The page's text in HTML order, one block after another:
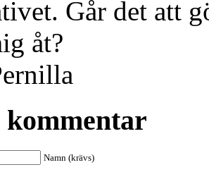
Går det att
åt?
Namn (krävs)